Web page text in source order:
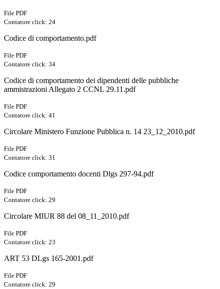
File PDF
Contatore click: 24
Codice di comportamento.pdf
File PDF
Contatore click: 34
Codice di comportamento dei dipendenti delle pubbliche
ammistrazioni Allegato 2 CCNL 29.11.pdf
File PDF
Contatore click: 41
Circolare Ministero Funzione Pubblica n. 14 23_12_2010.pdf
File PDF
Contatore click: 31
Codice comportamento docenti Dlgs 297-94.pdf
File PDF
Contatore click: 29
Circolare MIUR 88 del 08_11_2010.pdf
File PDF
Contatore click: 23
ART 53 DLgs 165-2001.pdf
File PDF
Contatore click: 29